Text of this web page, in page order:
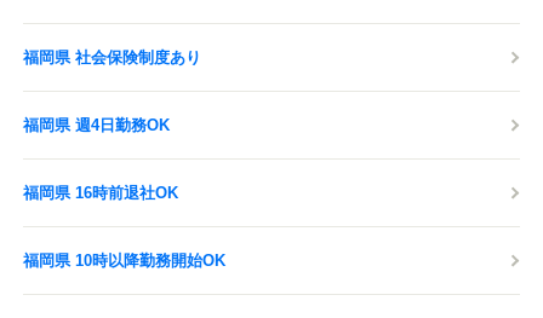
福岡県 社会保険制度あり
福岡県 週4日勤務OK
福岡県 16時前退社OK
福岡県 10時以降勤務開始OK